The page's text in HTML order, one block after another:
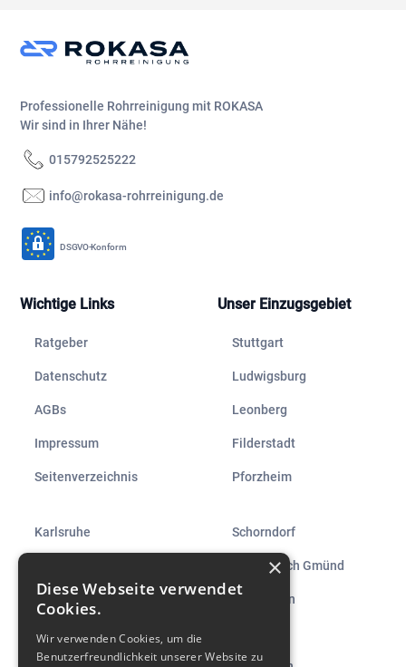
Professionelle Rohrreinigung mit ROKASA
Wir sind in Ihrer Nähe!
015792525222
info@rokasa-rohrreinigung.de
DSGVO-Konform
Wichtige Links
Ratgeber
Datenschutz
AGBs
Impressum
Seitenverzeichnis
Unser Einzugsgebiet
Stuttgart
Ludwigsburg
Leonberg
Filderstadt
Pforzheim
Karlsruhe
Neckarsulm
Bietigheim-Bissingen
Schorndorf
Schwäbisch Gmünd
Reutlingen
×
Diese Webseite verwendet
Cookies.
Wir verwenden Cookies, um die
Benutzerfreundlichkeit unserer Website zu